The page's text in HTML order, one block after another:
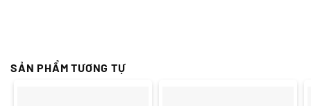
SẢN PHẨM TƯƠNG TỰ